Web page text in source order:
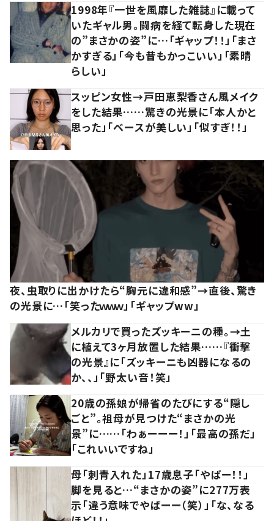
1998年『一世を風靡した雑誌』に載って
いたギャル男。闘病を経て転身した現在
の”まさかの姿”に…「ギャップ！！」「まさ
かすぎる」「今も昔もかっこいい」「素晴
らしい」
スッピン女性→戸田恵梨香さん風メイク
をした結果……驚きの光景に「本人かと
思った」「ベースが美しい」「似すぎ！！」
夜、虫取りに出かけたら“胸元に違和感”→直後、驚き
の光景に…「笑ったｗｗｗ」「ギャップww」
メルカリで買ったズッキーニの種。→土
に植えて3ヶ月放置した結果……『衝撃
の光景』に「ズッキーニも凶器になるの
か、、」「野太い音！笑」
20歳の孫娘が帰省のたびにする“隠し
ごと”。祖母が見つけた“まさかの光
景”に……「わぁーーー！」「最高の孫だ」
「これいいですね」
母「刺青入れた」17歳息子「やばー！！」
脚を見ると…“まさかの姿”に277万表
示「違う意味でやばーー（笑）」「な、なる